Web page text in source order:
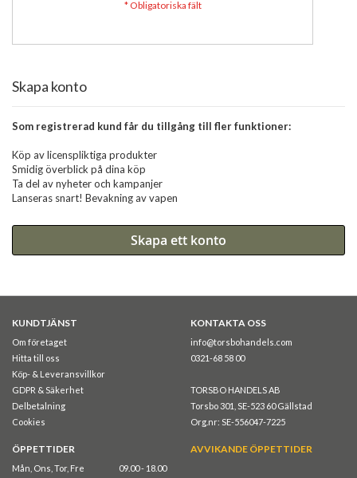
Skapa konto
Som registrerad kund får du tillgång till fler funktioner:
Köp av licenspliktiga produkter
Smidig överblick på dina köp
Ta del av nyheter och kampanjer
Lanseras snart! Bevakning av vapen
Skapa ett konto
KUNDTJÄNST
Om företaget
Hitta till oss
Köp- & Leveransvillkor
GDPR & Säkerhet
Delbetalning
Cookies
KONTAKTA OSS
info@torsbohandels.com
0321-68 58 00
TORSBO HANDELS AB
Torsbo 301, SE-523 60 Gällstad
Org.nr: SE-556047-7225
ÖPPETTIDER
Mån, Ons, Tor, Fre 09.00 - 18.00
AVVIKANDE ÖPPETTIDER